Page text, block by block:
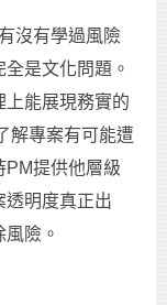
沒有學過風險
是文化問題。
上能展現務實的
解專案有可能遭
PM提供他層級
透明度真正出
險。